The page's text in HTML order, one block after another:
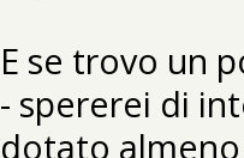
E se trovo un
- spererei di
dotato